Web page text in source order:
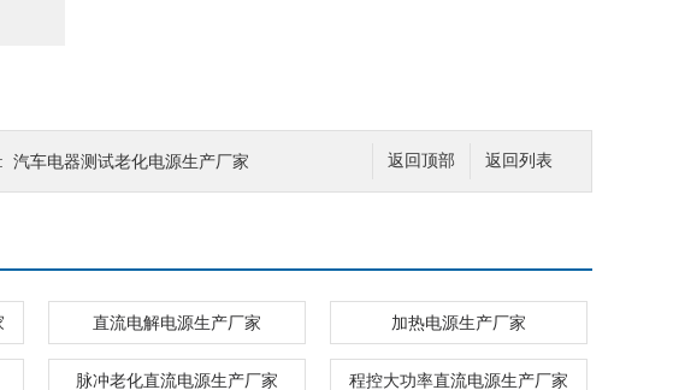
返回列表
返回顶部
汽车电器测试老化电源生产厂家
直流电解电源生产厂家 加热电源生产厂家
脉冲老化直流电源生产厂家 程控大功率直流电源生产厂家